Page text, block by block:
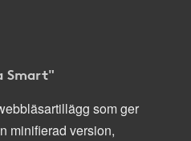
Smart"
som ger
minifierad version,